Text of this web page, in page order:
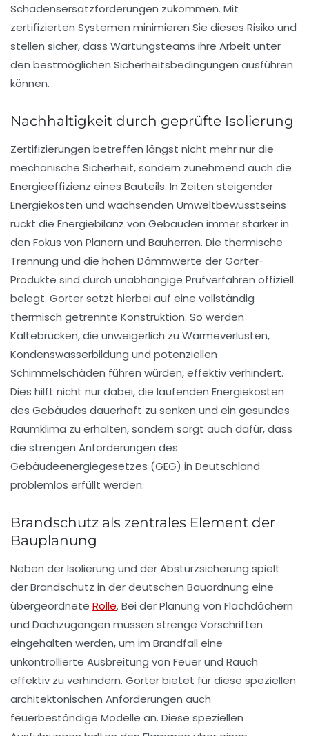
Schadensersatzforderungen zukommen. Mit
zertifizierten Systemen minimieren Sie dieses Risiko und
stellen sicher, dass Wartungsteams ihre Arbeit unter
den bestmöglichen Sicherheitsbedingungen ausführen
können.
Nachhaltigkeit durch geprüfte Isolierung
Zertifizierungen betreffen längst nicht mehr nur die
mechanische Sicherheit, sondern zunehmend auch die
Energieeffizienz eines Bauteils. In Zeiten steigender
Energiekosten und wachsenden Umweltbewusstseins
rückt die Energiebilanz von Gebäuden immer stärker in
den Fokus von Planern und Bauherren. Die thermische
Trennung und die hohen Dämmwerte der Gorter-
Produkte sind durch unabhängige Prüfverfahren offiziell
belegt. Gorter setzt hierbei auf eine vollständig
thermisch getrennte Konstruktion. So werden
Kältebrücken, die unweigerlich zu Wärmeverlusten,
Kondenswasserbildung und potenziellen
Schimmelschäden führen würden, effektiv verhindert.
Dies hilft nicht nur dabei, die laufenden Energiekosten
des Gebäudes dauerhaft zu senken und ein gesundes
Raumklima zu erhalten, sondern sorgt auch dafür, dass
die strengen Anforderungen des
Gebäudeenergiegesetzes (GEG) in Deutschland
problemlos erfüllt werden.
Brandschutz als zentrales Element der
Bauplanung
Neben der Isolierung und der Absturzsicherung spielt
der Brandschutz in der deutschen Bauordnung eine
übergeordnete Rolle. Bei der Planung von Flachdächern
und Dachzugängen müssen strenge Vorschriften
eingehalten werden, um im Brandfall eine
unkontrollierte Ausbreitung von Feuer und Rauch
effektiv zu verhindern. Gorter bietet für diese speziellen
architektonischen Anforderungen auch
feuerbeständige Modelle an. Diese speziellen